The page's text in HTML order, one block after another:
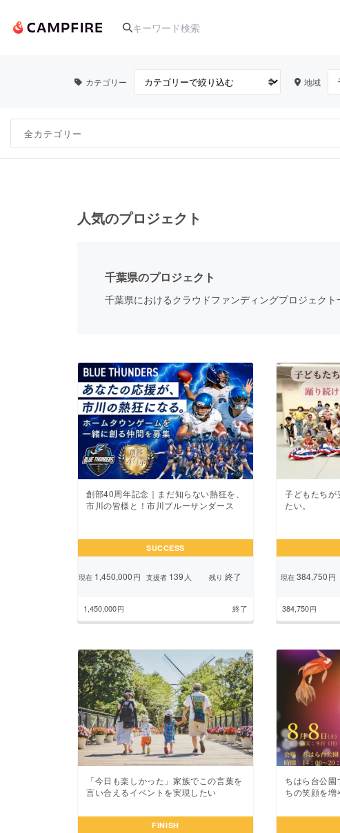
人気のプロジェクト注目
ビジネス・起業
カテゴリー 地域
人気のプロジェクト
千葉県のプロジェクト
千葉県におけるクラウドファンディングプロジェクト
創部40周年記念｜まだ知らない熱狂を、
市川の皆様と！市川ブルーサンダース
SUCCESS
現在1,450,000円 支援者 139 人 残り 終了
1,450,000円 終了
子どもたちが
たい。
現在384,750円
384,750円
「今日も楽しかった」家族でこの言葉を
言い合えるイベントを実現したい
FINISH
ちはら台公園
ちの笑顔を増